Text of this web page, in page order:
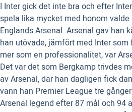
I Inter gick det inte bra och efter
spela lika mycket med honom
Englands Arsenal. Arsenal gav han
han utövade, jämfört med Inter
mer som en professionalitet, var
Det var det som Bergkamp trivdes
av Arsenal, där han dagligen fick
vann han Premier League tre
Arsenal legend efter 87 mål och 94